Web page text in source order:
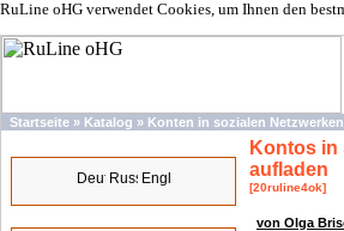
RuLine oHG verwendet Cookies, um Ihnen den
Startseite » Katalog » Konten in sozialen
Kontos in
aufladen
[20ruline4ok]
von Olga